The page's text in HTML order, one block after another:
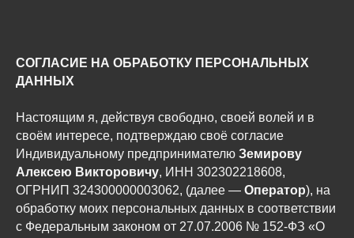
СОГЛАСИЕ НА ОБРАБОТКУ ПЕРСОНАЛЬНЫХ
ДАННЫХ
Настоящим я, действуя свободно, своей волей и в
своём интересе, подтверждаю своё согласие
Индивидуальному предпринимателю Земирову
Алексею Викторовичу, ИНН 302302218608,
ОГРНИП 324300000003062, (далее — Оператор), на
обработку моих персональных данных в соответствии
с Федеральным законом от 27.07.2006 № 152-ФЗ «О